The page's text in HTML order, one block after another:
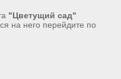
"Цветущий сад"
на него перейдите по